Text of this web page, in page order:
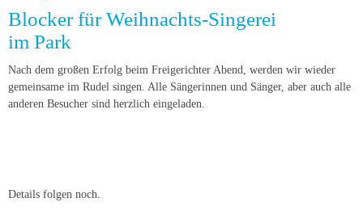
Blocker für Weihnachts-Singerei
im Park
Nach dem großen Erfolg beim Freigerichter Abend, werden wir wieder
gemeinsame im Rudel singen. Alle Sängerinnen und Sänger, aber auch alle
anderen Besucher sind herzlich eingeladen.
Details folgen noch.